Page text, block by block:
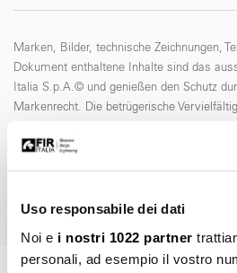
Uso responsabile dei dati
Noi e i nostri 1022 partner
personali, ad esempio il vostro
Marken, Bilder, technische Zeichnungen,
Dokument enthaltene Inhalte sind das
Italia S.p.A.© und genießen den Schutz
Markenrecht. Die betrügerische
unabhängig davon, ob sie privater oder